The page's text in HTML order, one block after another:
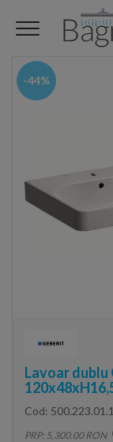
-44%
Lavoar dublu
Cod: 500.223.01.1
PRP: 5,300.00 RON